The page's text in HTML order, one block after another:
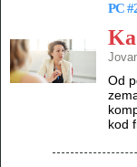
PC
Od
kod